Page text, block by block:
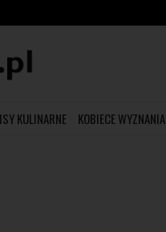
KULINARNE KOBIECE WYZNANIA